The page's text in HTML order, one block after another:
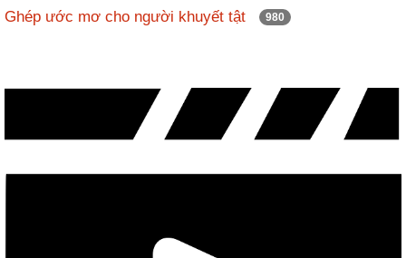
Ghép ước mơ cho người khuyết tật 980